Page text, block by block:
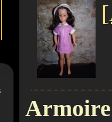
Armoire